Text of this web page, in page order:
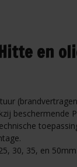
en
beschermende
30, 35, en